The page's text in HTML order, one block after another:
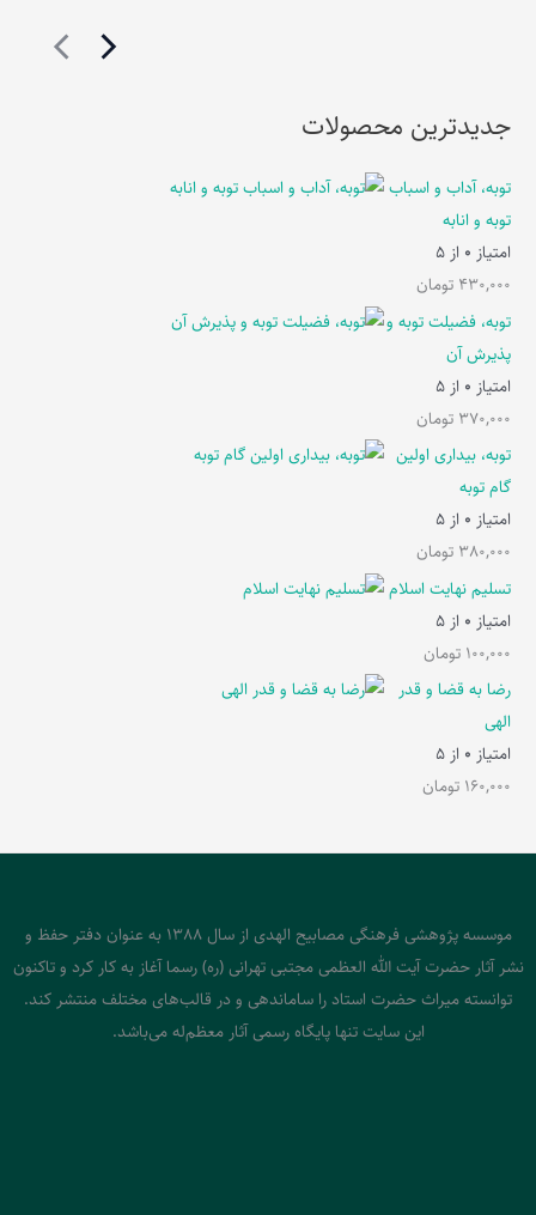
جدیدترین محصولات
توبه، آداب و اسباب
توبه و انابه
امتیاز 0 از 5
430,000 تومان
توبه، فضیلت توبه و
پذیرش آن
امتیاز 0 از 5
370,000 تومان
توبه، بیداری اولین
گام توبه
امتیاز 0 از 5
380,000 تومان
تسلیم نهایت اسلام
امتیاز 0 از 5
100,000 تومان
رضا به قضا و قدر
الهی
امتیاز 0 از 5
160,000 تومان
موسسه پژوهشی فرهنگی مصابیح الهدی از سال 1388 به عنوان دفتر حفظ و
نشر آثار حضرت آیت الله العظمی مجتبی تهرانی (ره) رسما آغاز به کار کرد و تاکنون
توانسته میراث حضرت استاد را ساماندهی و در قالب‌های مختلف منتشر کند.
این سایت تنها پایگاه رسمی آثار معظم‌له می‌باشد.